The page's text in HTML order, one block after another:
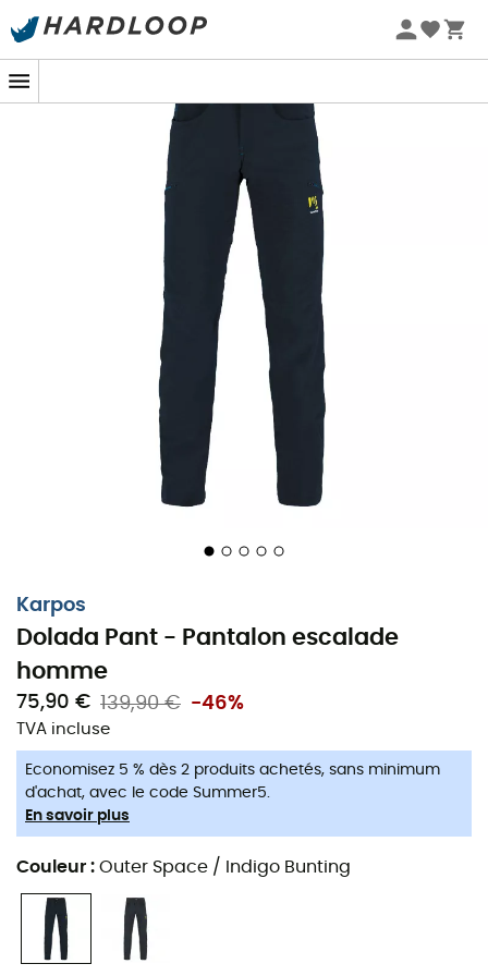
Promos d'été 🔥 -5 % EXTRA dès 2 produits* code Summer5
-5% Extra - Code Summer5
Karpos
Dolada Pant - Pantalon escalade
homme
75,90 € 139,90 € -46%
TVA incluse
Economisez 5 % dès 2 produits achetés, sans minimum
d'achat, avec le code Summer5.
En savoir plus
Couleur : Outer Space / Indigo Bunting
Karpos Dolada Pant : le pantalon idéal
Le pantalon Dolada Pant
Karpos est un compagnon fidèle, du quotidien à
l'aventure en montagne. Le pantalon